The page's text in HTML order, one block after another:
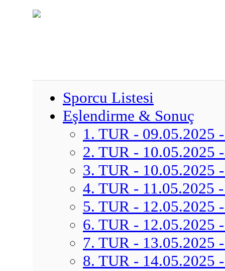
Sporcu Listesi
Eşlendirme & Sonuç
1. TUR - 09.05.2025
2. TUR - 10.05.2025
3. TUR - 10.05.2025
4. TUR - 11.05.2025
5. TUR - 12.05.2025
6. TUR - 12.05.2025
7. TUR - 13.05.2025
8. TUR - 14.05.2025